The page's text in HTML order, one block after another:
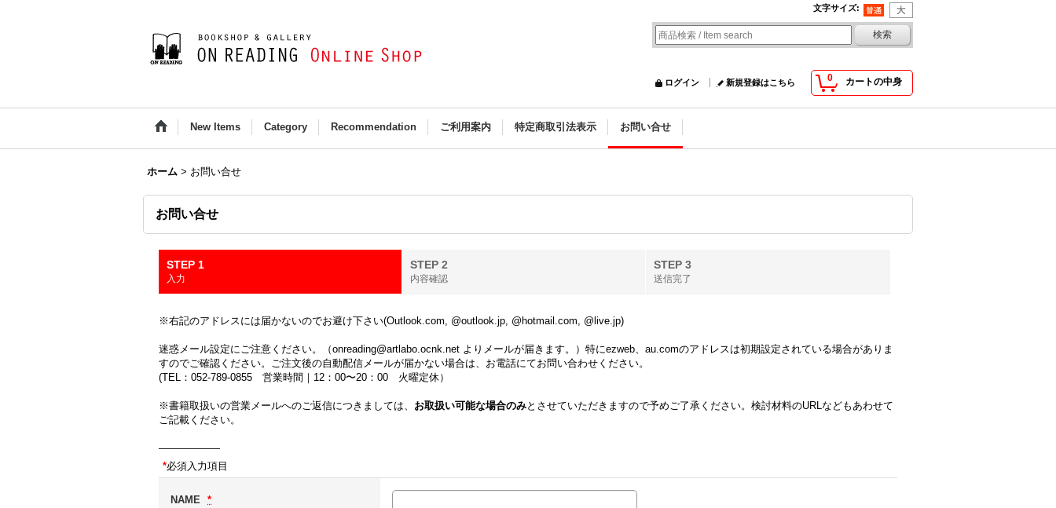
文字サイズ:
0 カートの中身
ログイン 新規登録はこちら
New Items Category Recommendation ご利用案内 特定商取引法表示 お問い合せ
ホーム > お問い合せ
お問い合せ
STEP 1
入力
STEP 2
内容確認
STEP 3
送信完了
※右記のアドレスには届かないのでお避け下さい(Outlook.com, @outlook.jp, @hotmail.com, @live.jp)
迷惑メール設定にご注意ください。（onreading@artlabo.ocnk.net よりメールが届きます。）特にezweb、au.comのアドレスは初期設定されている場合がありま
すのでご確認ください。ご注文後の自動配信メールが届かない場合は、お電話にてお問い合わせください。
(TEL：052-789-0855 営業時間｜12：00〜20：00 火曜定休）
※書籍取扱いの営業メールへのご返信につきましては、 お取扱い可能な場合のみとさせていただきますので予めご了承ください。検討材料のURLなどもあわせて
ご記載ください。
――――――
*必須入力項目
NAME *